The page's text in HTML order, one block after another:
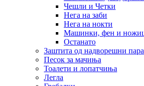
Чешли и Четки
Нега на заби
Нега на нокти
Машинки, фен и
Останато
Заштита од надворешни
Песок за мачиња
Тоалети и лопатчиња
Легла